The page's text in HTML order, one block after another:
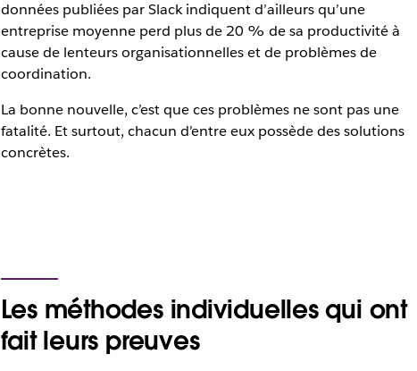
données publiées par Slack indiquent d’ailleurs qu’une
entreprise moyenne perd plus de 20 % de sa productivité à
cause de lenteurs organisationnelles et de problèmes de
coordination.
La bonne nouvelle, c’est que ces problèmes ne sont pas une
fatalité. Et surtout, chacun d’entre eux possède des solutions
concrètes.
Les méthodes individuelles qui ont
fait leurs preuves